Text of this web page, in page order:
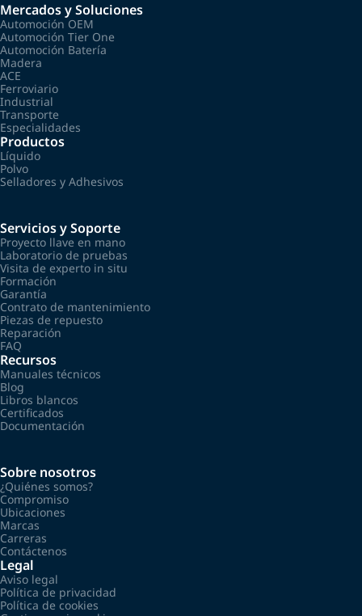
Mercados y Soluciones
Automoción OEM
Automoción Tier One
Automoción Batería
Madera
ACE
Ferroviario
Industrial
Transporte
Especialidades
Productos
Líquido
Polvo
Selladores y Adhesivos
Servicios y Soporte
Proyecto llave en mano
Laboratorio de pruebas
Visita de experto in situ
Formación
Garantía
Contrato de mantenimiento
Piezas de repuesto
Reparación
FAQ
Recursos
Manuales técnicos
Blog
Libros blancos
Certificados
Documentación
Sobre nosotros
¿Quiénes somos?
Compromiso
Ubicaciones
Marcas
Carreras
Contáctenos
Legal
Aviso legal
Política de privacidad
Política de cookies